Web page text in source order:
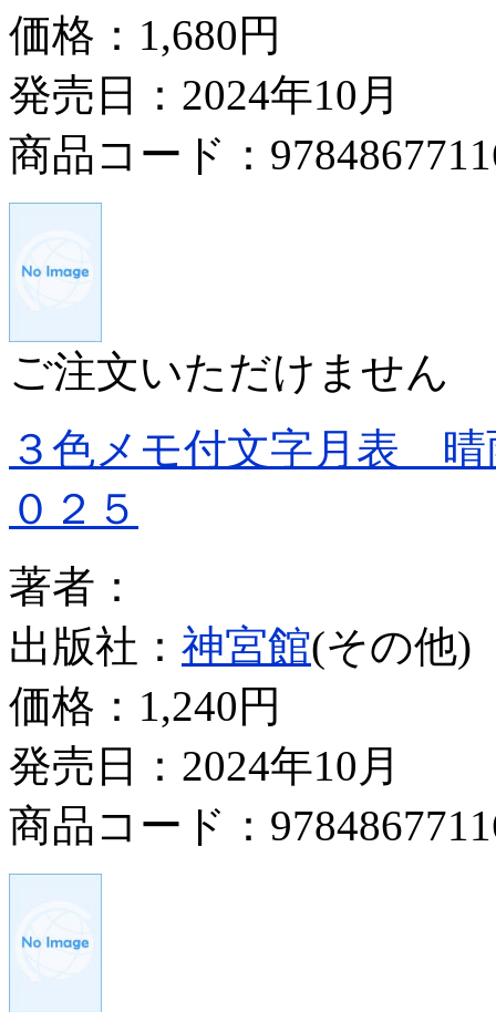
価格： 1,680円
発売日：2024年10月
商品コード：
ご注文いただけません
３色メモ付文字月表
０２５
著者：
出版社： 神宮館(その他)
価格： 1,240円
発売日：2024年10月
商品コード：